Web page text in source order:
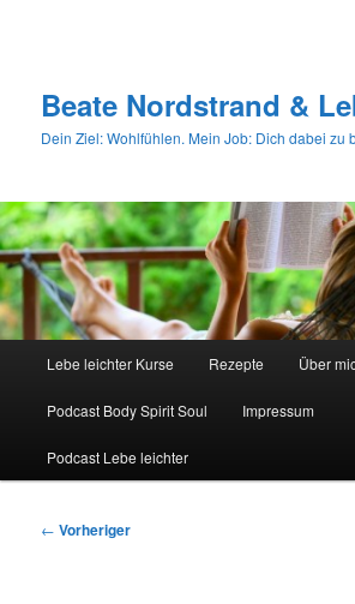
Beate Nordstrand &
Dein Ziel: Wohlfühlen. Mein Job: Dich dabei zu
Lebe leichter Kurse Rezepte Über
Podcast Body Spirit Soul Impressum
Podcast Lebe leichter
Beitragsnavigation
← Vorheriger